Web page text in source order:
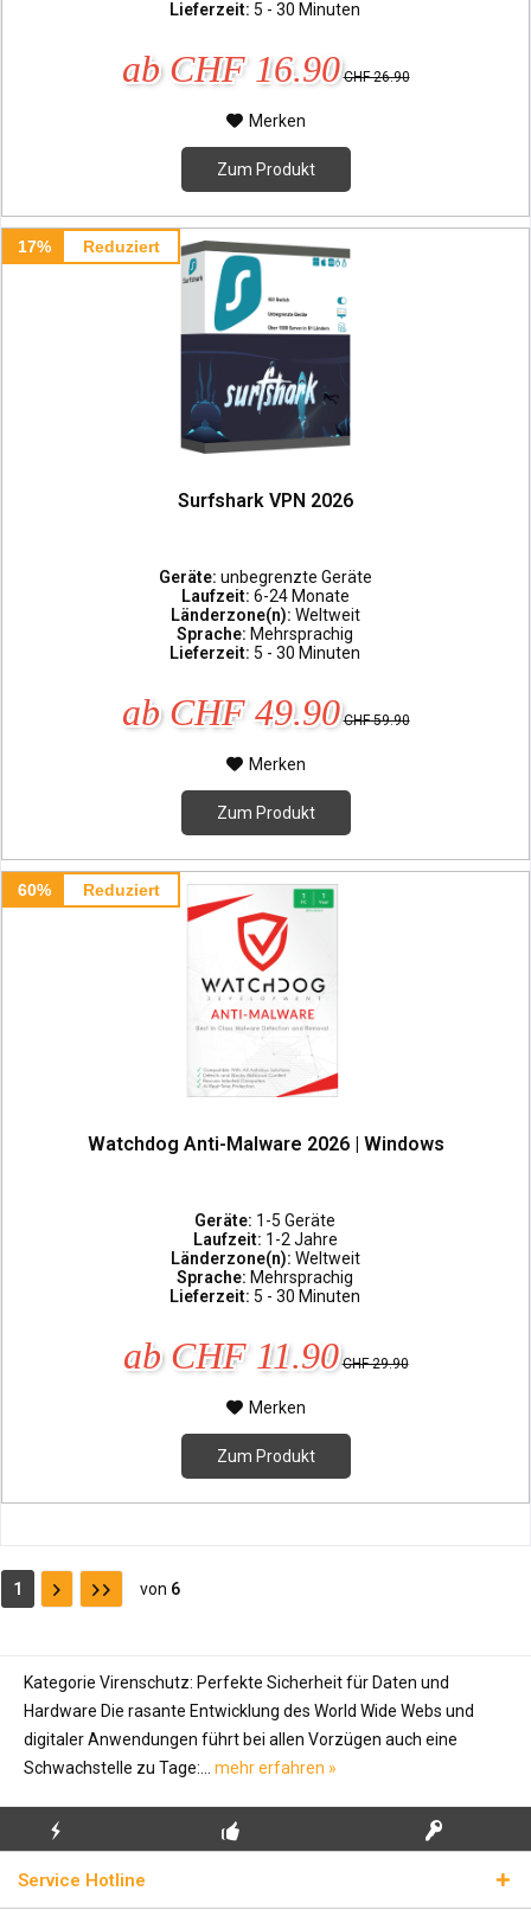
Lieferzeit: 5 - 30 Minuten
ab CHF 16.90 CHF 26.90
Merken
Zum Produkt
17% Reduziert
Surfshark VPN 2026
Geräte: unbegrenzte Geräte
Laufzeit: 6-24 Monate
Länderzone(n): Weltweit
Sprache: Mehrsprachig
Lieferzeit: 5 - 30 Minuten
ab CHF 49.90 CHF 59.90
Merken
Zum Produkt
60% Reduziert
Watchdog Anti-Malware 2026 | Windows
Geräte: 1-5 Geräte
Laufzeit: 1-2 Jahre
Länderzone(n): Weltweit
Sprache: Mehrsprachig
Lieferzeit: 5 - 30 Minuten
ab CHF 11.90 CHF 29.90
Merken
Zum Produkt
1 von 6
Kategorie Virenschutz: Perfekte Sicherheit für Daten und
Hardware Die rasante Entwicklung des World Wide Webs und
digitaler Anwendungen führt bei allen Vorzügen auch eine
Schwachstelle zu Tage:... mehr erfahren »
BLITZVERSAND
LIZENZSCHLÜSSEL
Service Hotline